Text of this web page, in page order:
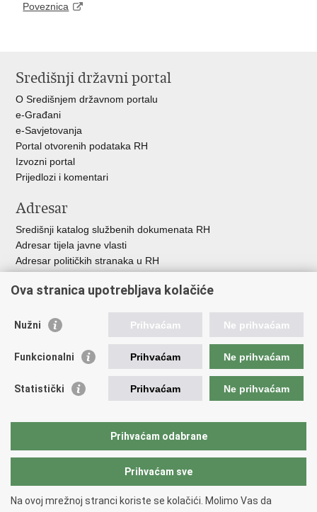
Poveznica
Središnji državni portal
O Središnjem državnom portalu
e-Građani
e-Savjetovanja
Portal otvorenih podataka RH
Izvozni portal
Prijedlozi i komentari
Adresar
Središnji katalog službenih dokumenata RH
Adresar tijela javne vlasti
Adresar političkih stranaka u RH
Besplatni telefoni javne uprave
Važne poveznice
Vlada Republike Hrvatske
Registar neprofitnih organizacija
Nacionalna zaklada za razvoj civilnoga društva
Ova stranica upotrebljava kolačiće
Nužni Prihvaćam Ne prihvaćam
Funkcionalni Prihvaćam Ne prihvaćam
Statistički Prihvaćam Ne prihvaćam
Prihvaćam odabrane
Prihvaćam sve
Na ovoj mrežnoj stranci koriste se kolačići. Molimo Vas da